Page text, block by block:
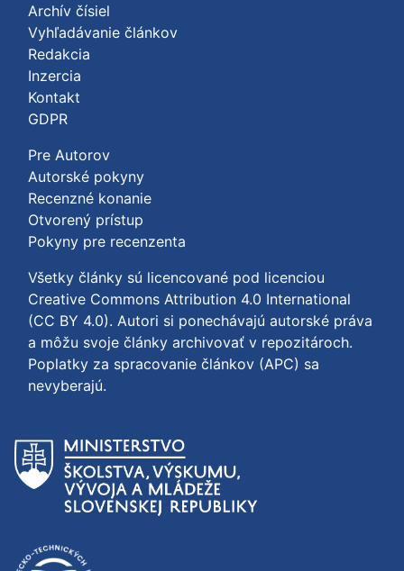
Archív čísiel
Vyhľadávanie článkov
Redakcia
Inzercia
Kontakt
GDPR
Pre Autorov
Autorské pokyny
Recenzné konanie
Otvorený prístup
Pokyny pre recenzenta
Všetky články sú licencované pod licenciou
Creative Commons Attribution 4.0 International
(CC BY 4.0). Autori si ponechávajú autorské práva
a môžu svoje články archivovať v repozitároch.
Poplatky za spracovanie článkov (APC) sa
nevyberajú.